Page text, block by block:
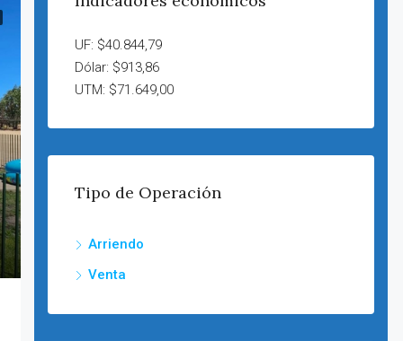
UF: $40.844,79
Dólar: $913,86
UTM: $71.649,00
Tipo de Operación
Arriendo
Venta